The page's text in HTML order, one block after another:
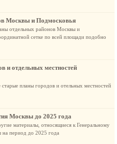
Москвы и Подмосковья
отдельных районов Москвы и
сетке по всей площади подобно
и отдельных местностей
планы городов и отельных местностей
Москвы до 2025 года
материалы, относящиеся к Генеральному
на период до 2025 года